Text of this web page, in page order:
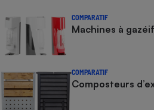
COMPARATIF
Machines à
COMPARATIF
Composteurs